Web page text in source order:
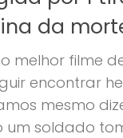
da
melhor filme
encontrar
mesmo
um soldado